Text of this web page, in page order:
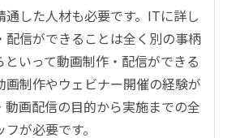
した人材も必要です。ITに詳し
配信ができることは全く別の事柄
いって動画制作・配信ができる
画制作やウェビナー開催の経験が
動画配信の目的から実施までの全
が必要です。